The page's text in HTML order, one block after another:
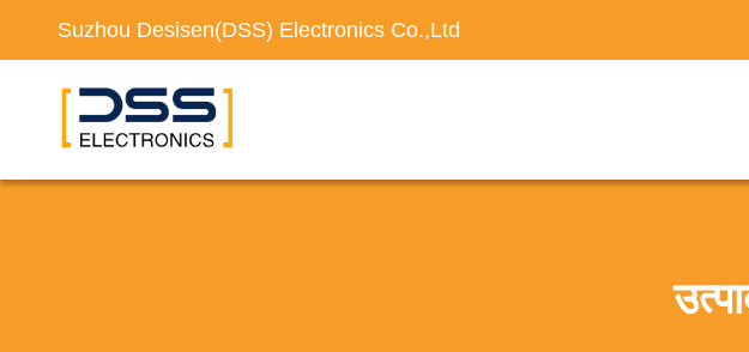
Suzhou Desisen(DSS) Electronics Co.,Ltd